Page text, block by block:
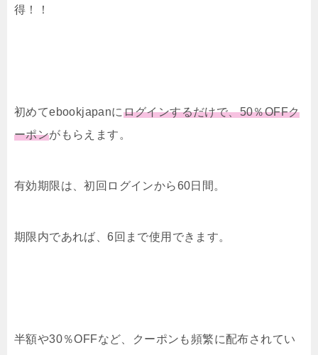
得！！
初めてebookjapanにログインするだけで、50％OFFク
ーポンがもらえます。
有効期限は、初回ログインから60日間。
期限内であれば、6回まで使用できます。
半額や30％OFFなど、クーポンも頻繁に配布されてい